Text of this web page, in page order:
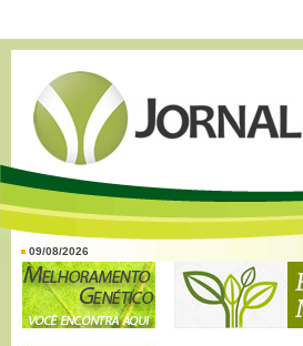
09/08/2026